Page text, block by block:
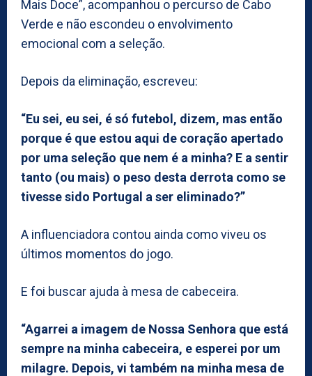
Mais Doce”, acompanhou o percurso de Cabo
Verde e não escondeu o envolvimento
emocional com a seleção.
Depois da eliminação, escreveu:
“Eu sei, eu sei, é só futebol, dizem, mas então
porque é que estou aqui de coração apertado
por uma seleção que nem é a minha? E a sentir
tanto (ou mais) o peso desta derrota como se
tivesse sido Portugal a ser eliminado?”
A influenciadora contou ainda como viveu os
últimos momentos do jogo.
E foi buscar ajuda à mesa de cabeceira.
“Agarrei a imagem de Nossa Senhora que está
sempre na minha cabeceira, e esperei por um
milagre. Depois, vi também na minha mesa de